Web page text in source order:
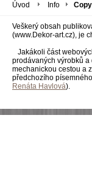
Úvod Info
Veškerý obsah
(www.Dekor-art.cz), je
Jakákoli část
prodávaných výrobků
mechanickou cestou a
předchozího
Renáta Havlová).